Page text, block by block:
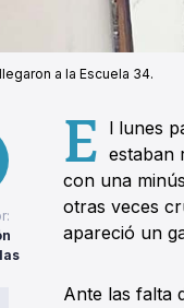
a la Escuela 34.
E l lunes
estaban
con una
otras veces
apareció un
Ante las falta